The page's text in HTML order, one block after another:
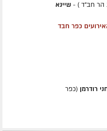
חב"ד ) -שיינא
כפר חבד
רודרמן(כפר